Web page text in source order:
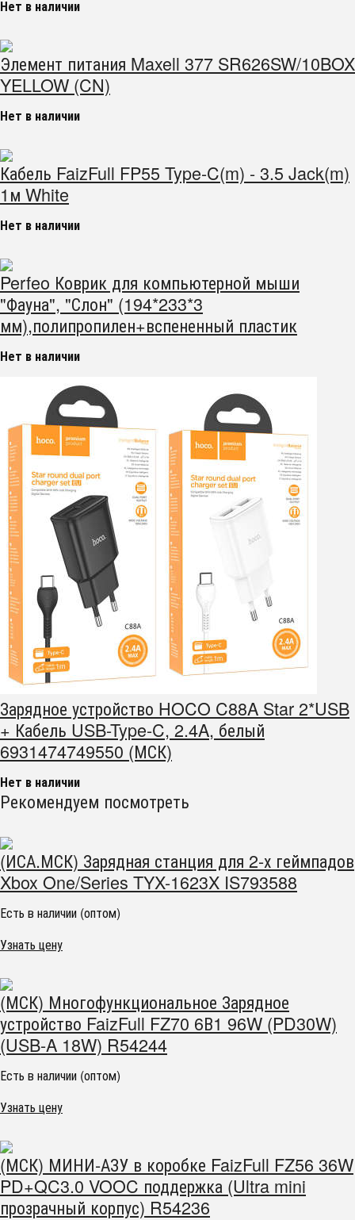
Нет в наличии
Элемент питания Maxell 377 SR626SW/10BOX
YELLOW (CN)
Нет в наличии
Кабель FaizFull FP55 Type-C(m) - 3.5 Jack(m)
1м White
Нет в наличии
Perfeo Коврик для компьютерной мыши
"Фауна", "Слон" (194*233*3
мм),полипропилен+вспененный пластик
Нет в наличии
Зарядное устройство HOCO C88A Star 2*USB
+ Кабель USB-Type-C, 2.4A, белый
6931474749550 (МСК)
Нет в наличии
Рекомендуем посмотреть
(ИСА.МСК) Зарядная станция для 2-х геймпадов
Xbox One/Series TYX-1623X IS793588
Есть в наличии (оптом)
Узнать цену
(МСК) Многофункциональное Зарядное
устройство FaizFull FZ70 6В1 96W (PD30W)
(USB-A 18W) R54244
Есть в наличии (оптом)
Узнать цену
(МСК) МИНИ-АЗУ в коробке FaizFull FZ56 36W
PD+QC3.0 VOOC поддержка (Ultra mini
прозрачный корпус) R54236